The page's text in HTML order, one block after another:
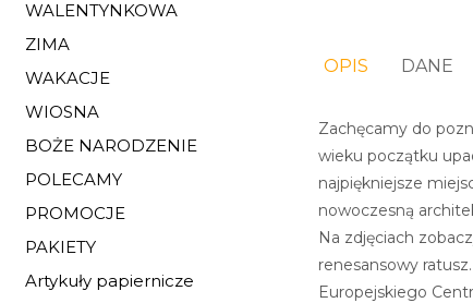
WALENTYNKOWA
ZIMA
WAKACJE
WIOSNA
BOŻE NARODZENIE
POLECAMY
PROMOCJE
PAKIETY
Artykuły papiernicze
OPIS DANE
Zachęcamy do
wieku początku
najpiękniejsze
nowoczesną
Na zdjęciach
renesansowy
Europejskiego